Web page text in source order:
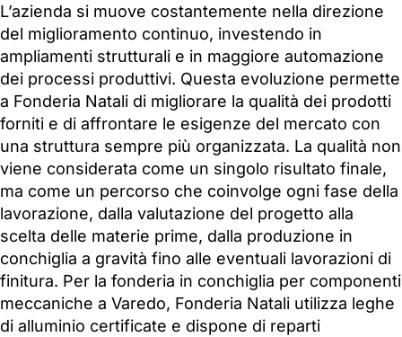
L’azienda si muove costantemente nella direzione
del miglioramento continuo, investendo in
ampliamenti strutturali e in maggiore automazione
dei processi produttivi. Questa evoluzione permette
a Fonderia Natali di migliorare la qualità dei prodotti
forniti e di affrontare le esigenze del mercato con
una struttura sempre più organizzata. La qualità non
viene considerata come un singolo risultato finale,
ma come un percorso che coinvolge ogni fase della
lavorazione, dalla valutazione del progetto alla
scelta delle materie prime, dalla produzione in
conchiglia a gravità fino alle eventuali lavorazioni di
finitura. Per la fonderia in conchiglia per componenti
meccaniche a Varedo, Fonderia Natali utilizza leghe
di alluminio certificate e dispone di reparti